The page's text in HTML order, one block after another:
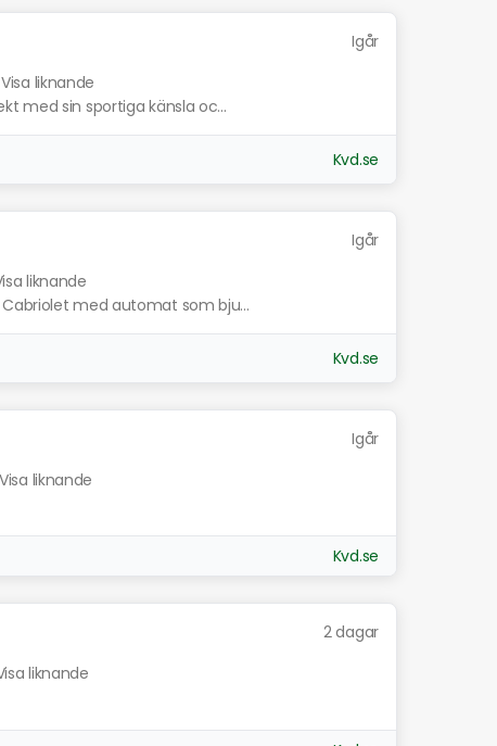
Igår
Visa liknande
med sin sportiga känsla oc...
Kvd.se
Igår
liknande
med automat som bju...
Kvd.se
Igår
Visa liknande
Kvd.se
2 dagar
liknande